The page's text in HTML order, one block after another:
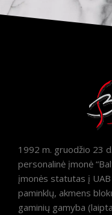
1992 m. gruodžio 23
personalinė įmonė
įmonės statutas į UAB
paminklų, akmens
gaminių gamyba